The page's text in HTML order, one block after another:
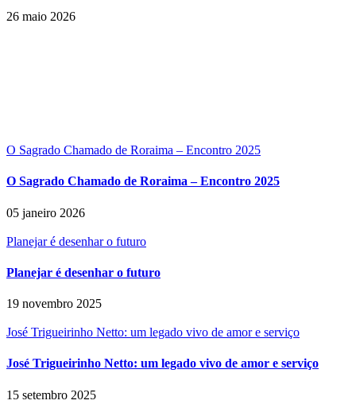
26 maio 2026
O Sagrado Chamado de Roraima – Encontro 2025
O Sagrado Chamado de Roraima – Encontro 2025
05 janeiro 2026
Planejar é desenhar o futuro
Planejar é desenhar o futuro
19 novembro 2025
José Trigueirinho Netto: um legado vivo de amor e serviço
José Trigueirinho Netto: um legado vivo de amor e serviço
15 setembro 2025